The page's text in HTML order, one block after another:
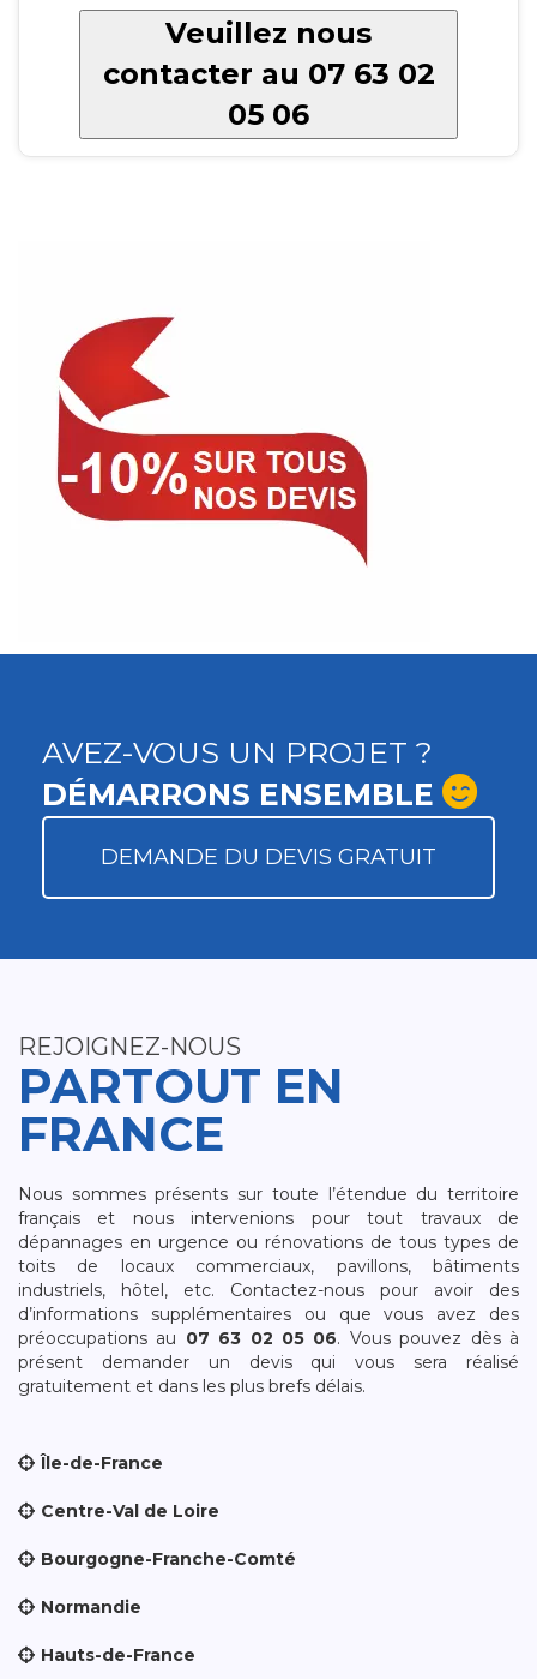
Veuillez nous
contacter au 07 63 02
05 06
AVEZ-VOUS UN PROJET ?
DÉMARRONS ENSEMBLE
DEMANDE DU DEVIS GRATUIT
REJOIGNEZ-NOUS
PARTOUT EN
FRANCE
Nous sommes présents sur toute l’étendue du territoire
français et nous intervenions pour tout travaux de
dépannages en urgence ou rénovations de tous types de
toits de locaux commerciaux, pavillons, bâtiments
industriels, hôtel, etc. Contactez-nous pour avoir des
d’informations supplémentaires ou que vous avez des
préoccupations au 07 63 02 05 06. Vous pouvez dès à
présent demander un devis qui vous sera réalisé
gratuitement et dans les plus brefs délais.
Île-de-France
Centre-Val de Loire
Bourgogne-Franche-Comté
Normandie
Hauts-de-France